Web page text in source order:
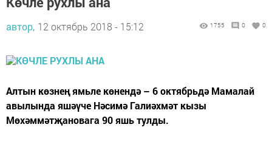
автор, 12 октябрь 2018 - 15:12 1755 0 0
Алтын көзнең ямьле көнендә – 6 октябрьдә Мамалай
авылында яшәүче Нәсимә Галиәхмәт кызы
Мөхәммәтҗановага 90 яшь тулды.